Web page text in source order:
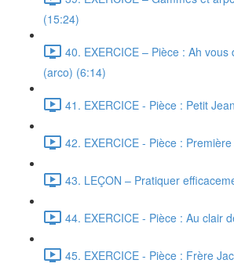
(15:24)
40. EXERCICE – Pièce : Ah vous
(arco) (6:14)
41. EXERCICE - Pièce : Petit
42. EXERCICE - Pièce :
43. LEÇON – Pratiquer
44. EXERCICE - Pièce : Au clair
45. EXERCICE - Pièce : Frère